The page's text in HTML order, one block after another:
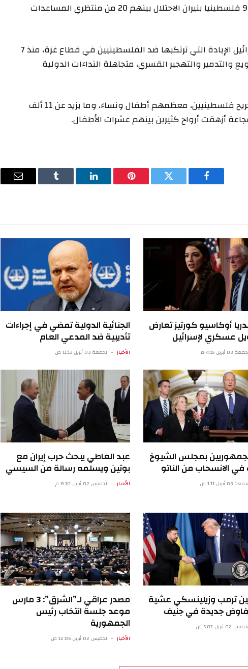
وفي الحصيلة، استشهد الأربعاء أكثر من 90 فلسطينيا بنيران الاحتلال بينهم 20 من منتظري المساعدات
وتأتي هذه الاستهدافات بينما تواصل إسرائيل الإبادة التي ترتكبها ضد الفلسطينيين في قطاع غزة، منذ 7
عبر القتل والتجويع والتدمير والتهجير القسري، متجاهلة النداءات الدولية
وخلفت الإبادة أكثر من 202 ألف شهيد وجريح فلسطينيين، معظمهم أطفال ونساء، وما يزيد عن 11 ألف
أزهقت أرواح كثيرين بينهم عشرات الأطفال.
فيسبوك تويتر بينتيريستلينكدإن Tumblr
البريد
أوكاسيو كورتيز تعارض
عسكري لإسرائيل
03 أبريل 4:15 م
الجنائية الدولية تمضي في إجراءات
تأديبية ضد المدعي العام
الأخبار الجمعة 03 أبريل 11:13 ص
بمجلس الشيوخ
الانسحاب من الناتو
03 أبريل 1:11 ص
عبد العاطي يبحث حرب إيران مع
بوتين ويسلمه رسالة من السيسي
الأخبار الخميس 02 أبريل 8:10 م
ترمب وزيلينسكي عشية
جديدة في جنيف
02 أبريل 5:07 ص
مصدر عراقي لـ”الشرق”: 3 مارس
موعد جلسة انتخاب رئيس
الجمهورية
الأخبار الخميس 02 أبريل 12:06 ص